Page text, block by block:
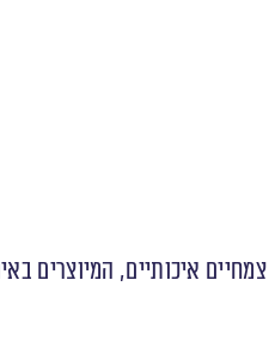
איכותיים, המיוצרים